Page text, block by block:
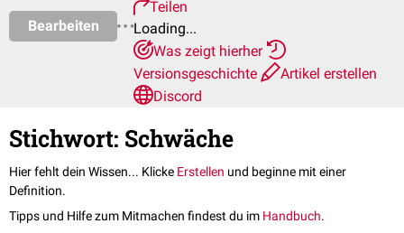
Bearbeiten
Teilen
Loading...
Was zeigt hierher
Versionsgeschichte
Artikel erstellen
Discord
Stichwort: Schwäche
Hier fehlt dein Wissen... Klicke Erstellen und beginne mit einer
Definition.
Tipps und Hilfe zum Mitmachen findest du im Handbuch.